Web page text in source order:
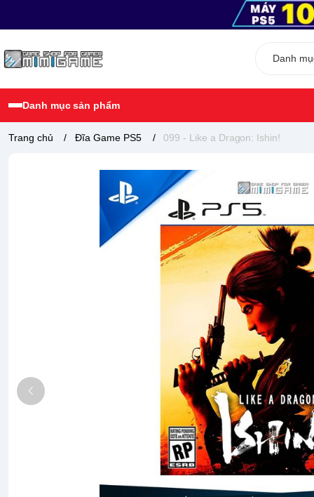
Danh mục sản phẩm
Trang chủ / Đĩa Game PS5 / 099 - Like a Dragon: Ishin!